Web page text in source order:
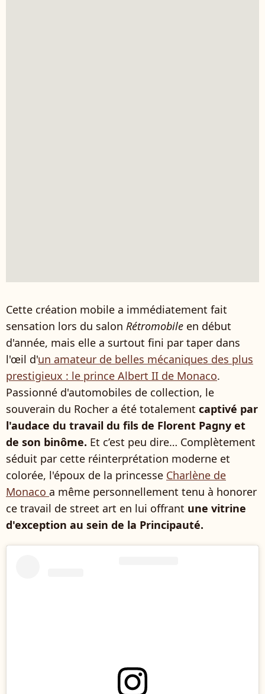
Cette création mobile a immédiatement fait
sensation lors du salon Rétromobile en début
d'année, mais elle a surtout fini par taper dans
l'œil d'un amateur de belles mécaniques des plus
prestigieux : le prince Albert II de Monaco.
Passionné d'automobiles de collection, le
souverain du Rocher a été totalement captivé par
l'audace du travail du fils de Florent Pagny et
de son binôme. Et c’est peu dire… Complètement
séduit par cette réinterprétation moderne et
colorée, l'époux de la princesse Charlène de
Monaco a même personnellement tenu à honorer
ce travail de street art en lui offrant une vitrine
d'exception au sein de la Principauté.